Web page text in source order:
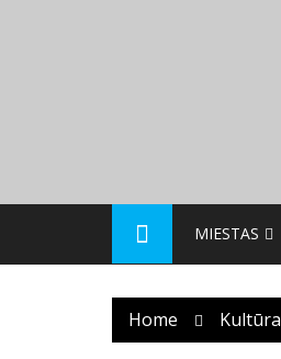
MIESTAS
Home Kultūra